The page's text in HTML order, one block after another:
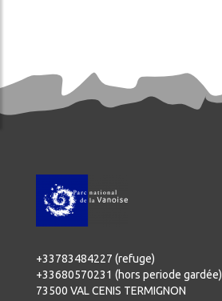
+33783484227 (refuge)
+33680570231 (hors periode gardée)
73500 VAL CENIS TERMIGNON